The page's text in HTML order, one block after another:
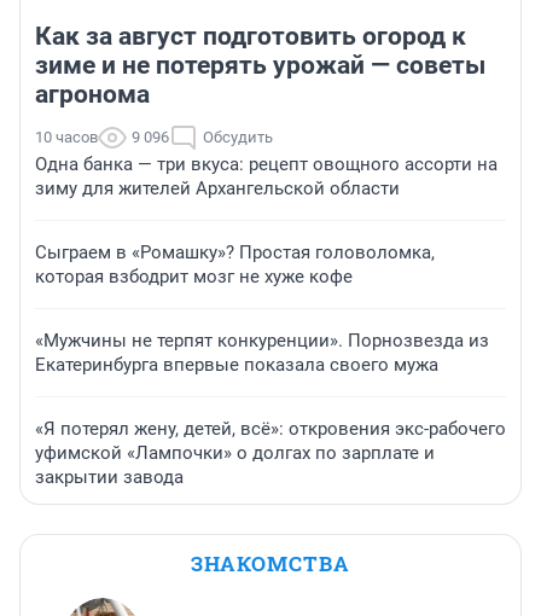
Как за август подготовить огород к
зиме и не потерять урожай — советы
агронома
10 часов 9 096 Обсудить
Одна банка — три вкуса: рецепт овощного ассорти на
зиму для жителей Архангельской области
Сыграем в «Ромашку»? Простая головоломка,
которая взбодрит мозг не хуже кофе
«Мужчины не терпят конкуренции». Порнозвезда из
Екатеринбурга впервые показала своего мужа
«Я потерял жену, детей, всё»: откровения экс-рабочего
уфимской «Лампочки» о долгах по зарплате и
закрытии завода
ЗНАКОМСТВА